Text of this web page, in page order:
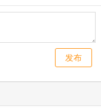
发布